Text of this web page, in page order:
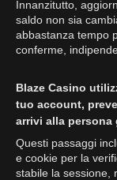
Innanzitutto,
saldo non sia
abbastanza tempo
conferme,
Blaze Casino
tuo account,
arrivi alla
Questi passaggi
e cookie per la
stabile la sessione,